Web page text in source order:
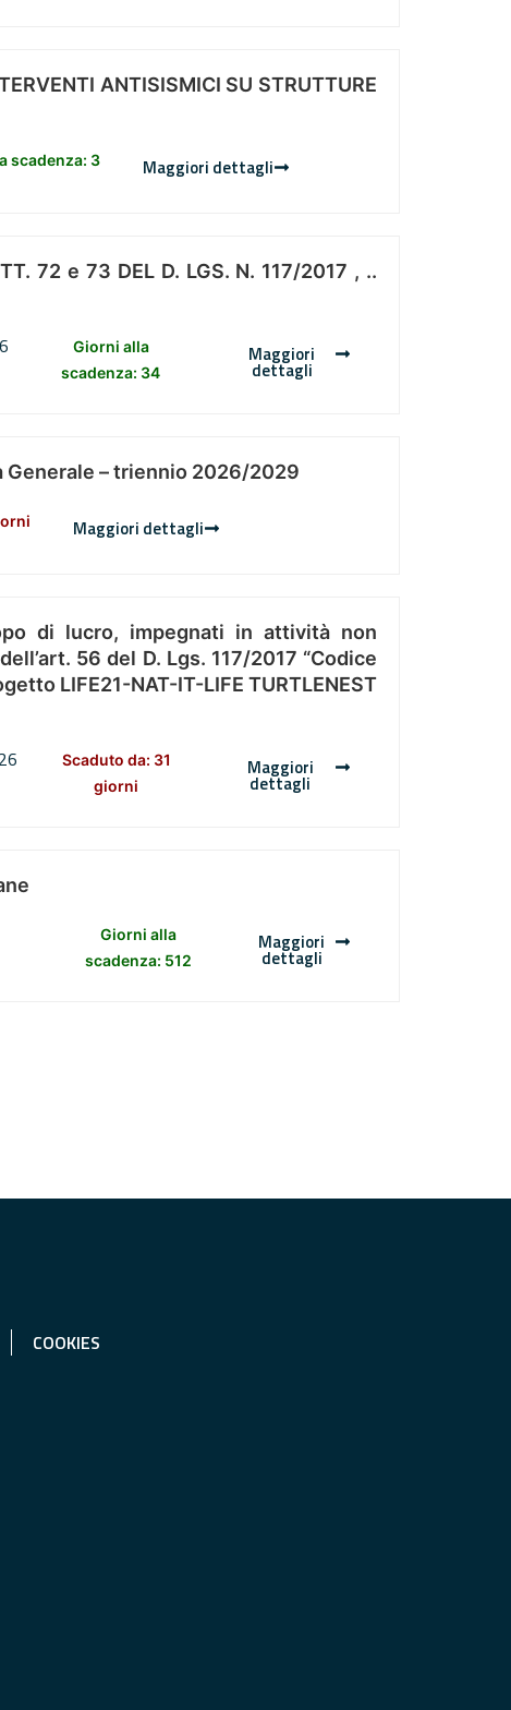
ANTISISMICI SU STRUTTURE
scadenza: 3 Maggiori dettagli
72 e 73 DEL D. LGS. N. 117/2017 , ..
Giorni alla
scadenza: 34
Maggiori
dettagli
Generale – triennio 2026/2029
Maggiori dettagli
di lucro, impegnati in attività non
56 del D. Lgs. 117/2017 “Codice
LIFE21-NAT-IT-LIFE TURTLENEST
Scaduto da: 31
giorni
Maggiori
dettagli
Giorni alla
scadenza: 512
Maggiori
dettagli
COOKIES